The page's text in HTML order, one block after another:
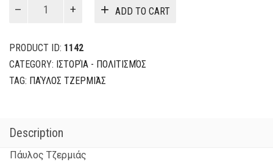
was:
is:
Ελλάδας
στον
ξένο
κόσμο
ADD TO CART
PRODUCT ID: 1142
CATEGORY: ΙΣΤΟΡΊΑ - ΠΟΛΙΤΙΣΜΌΣ
TAG: ΠΑΎΛΟΣ ΤΖΕΡΜΙΆΣ
Description
Πάυλος Τζερμιάς